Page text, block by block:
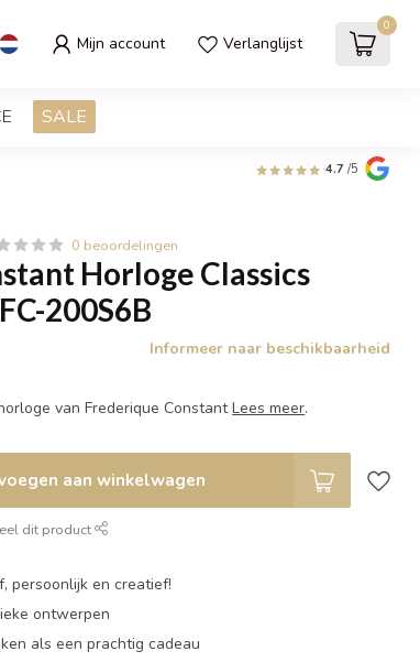
Mijn account Verlanglijst
0
SALE
4.7 /5
0 beoordelingen
Horloge Classics
200S6B
Informeer naar beschikbaarheid
van Frederique ConstantLees meer.
aan winkelwagen
dit product
persoonlijk en creatief!
ontwerpen
als een prachtig cadeau